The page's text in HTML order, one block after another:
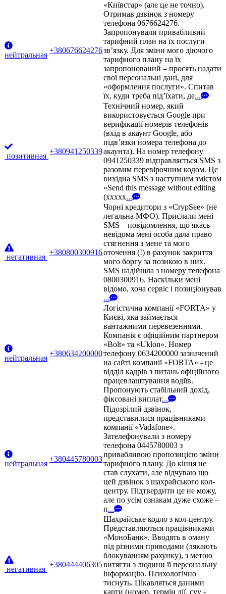
нейтральная
+380676624276
«Київстар» (але це не точно).
Отримав дзвінок з номеру
телефона 0676624276.
Запропонували привабливий
тарифний план на їх послуги
зв’язку. Для зміни мого діючого
тарифного плану на їх
запропонований – просять надати
свої персональні дані, для
«оформлення послуги». Спитав
їх, куди треба під’їхати, де...
позитивная
+380941250339
Технічний номер, який
використовується Google при
верифікації номерів телефонів
(вхід в акаунт Google, або
підв’язки номера телефона до
акаунта). На номер телефону
0941250339 відправляється SMS з
разовим перевірочним кодом. Це
вихідна SMS з наступним змістом
«Send this message without editing
(xxxxx...
негативная
+380800300916
Чорні кредитори з «CrypSee» (не
легальна МФО). Прислали мені
SMS – повідомлення, що якась
невідома мені особа дала право
стягнення з мене та мого
оточення (!) в рахунок закриття
мого боргу за позикою в них.
SMS надійшла з номеру телефона
0800300916. Наскільки мені
відомо, хоча сервіс і позиціонував
...
нейтральная
+380634200000
Логістична компанії «FORTA» у
Києві, яка займається
вантажними перевезеннями.
Компанія є офіційним партнером
«Bolt» та «Uklon». Номер
телефону 0634200000 зазначений
на сайті компанії «FORTA» - це
відділ кадрів з питань офіційного
працевлаштування водіїв.
Пропонують стабільний дохід,
фіксовані виплат...
нейтральная
+380445780003
Підозрілий дзвінок,
представилися працівниками
компанії «Vadafone».
Зателефонували з номеру
телефона 0445780003 з
привабливою пропозицією зміни
тарифного плану. До кінця не
став слухати, але відчуваю що
цей дзвінок з шахрайського кол-
центру. Підтвердити це не можу,
але по усім ознакам дуже схоже –
п...
негативная
+380444406305
Шахрайське кодло з кол-центру.
Представляються працівниками
«МоноБанк». Вводять в оману
під різними приводами (лякають
блокуванням рахунку), з метою
витягти з людини її персональну
інформацію. Психологічно
тиснуть. Цікавляться даними
карти (номер, термін дії, cvv -